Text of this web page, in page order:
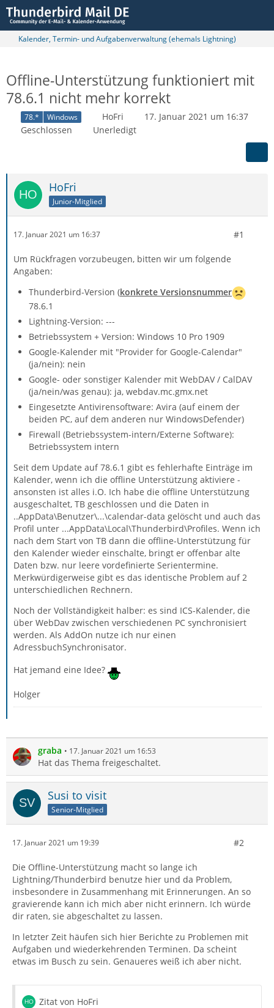
Kalender, Termin- und Aufgabenverwaltung (ehemals Lightning)
Offline-Unterstützung funktioniert mit
78.6.1 nicht mehr korrekt
78.* Windows HoFri
17. Januar 2021 um 16:37
Geschlossen
Unerledigt
HoFri
Junior-Mitglied
17. Januar 2021 um 16:37 #1
Um Rückfragen vorzubeugen, bitten wir um folgende
Angaben:
Thunderbird-Version (konkrete Versionsnummer
78.6.1
Lightning-Version: ---
Betriebssystem + Version: Windows 10 Pro 1909
Google-Kalender mit "Provider for Google-Calendar"
(ja/nein): nein
Google- oder sonstiger Kalender mit WebDAV / CalDAV
(ja/nein/was genau): ja, webdav.mc.gmx.net
Eingesetzte Antivirensoftware: Avira (auf einem der
beiden PC, auf dem anderen nur WindowsDefender)
Firewall (Betriebssystem-intern/Externe Software):
Betriebssystem intern
Seit dem Update auf 78.6.1 gibt es fehlerhafte Einträge im
Kalender, wenn ich die offline Unterstützung aktiviere -
ansonsten ist alles i.O. Ich habe die offline Unterstützung
ausgeschaltet, TB geschlossen und die Daten in
..AppData\Benutzer\...\calendar-data gelöscht und auch das
Profil unter ...AppData\Local\Thunderbird\Profiles. Wenn ich
nach dem Start von TB dann die offline-Unterstützung für
den Kalender wieder einschalte, bringt er offenbar alte
Daten bzw. nur leere vordefinierte Serientermine.
Merkwürdigerweise gibt es das identische Problem auf 2
unterschiedlichen Rechnern.
Noch der Vollständigkeit halber: es sind ICS-Kalender, die
über WebDav zwischen verschiedenen PC synchronisiert
werden. Als AddOn nutze ich nur einen
AdressbuchSynchronisator.
Hat jemand eine Idee?
Holger
graba 17. Januar 2021 um 16:53
Hat das Thema freigeschaltet.
Susi to visit
Senior-Mitglied
17. Januar 2021 um 19:39 #2
Die Offline-Unterstützung macht so lange ich
Lightning/Thunderbird benutze hier und da Problem,
insbesondere in Zusammenhang mit Erinnerungen. An so
gravierende kann ich mich aber nicht erinnern. Ich würde
dir raten, sie abgeschaltet zu lassen.
In letzter Zeit häufen sich hier Berichte zu Problemen mit
Aufgaben und wiederkehrenden Terminen. Da scheint
etwas im Busch zu sein. Genaueres weiß ich aber nicht.
Zitat von HoFri